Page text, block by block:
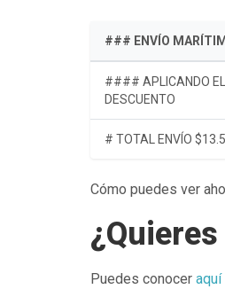
### ENVÍO
#### APLICANDO EL
DESCUENTO
# TOTAL ENVÍO $13.5
Cómo puedes ver
Puedes conocer